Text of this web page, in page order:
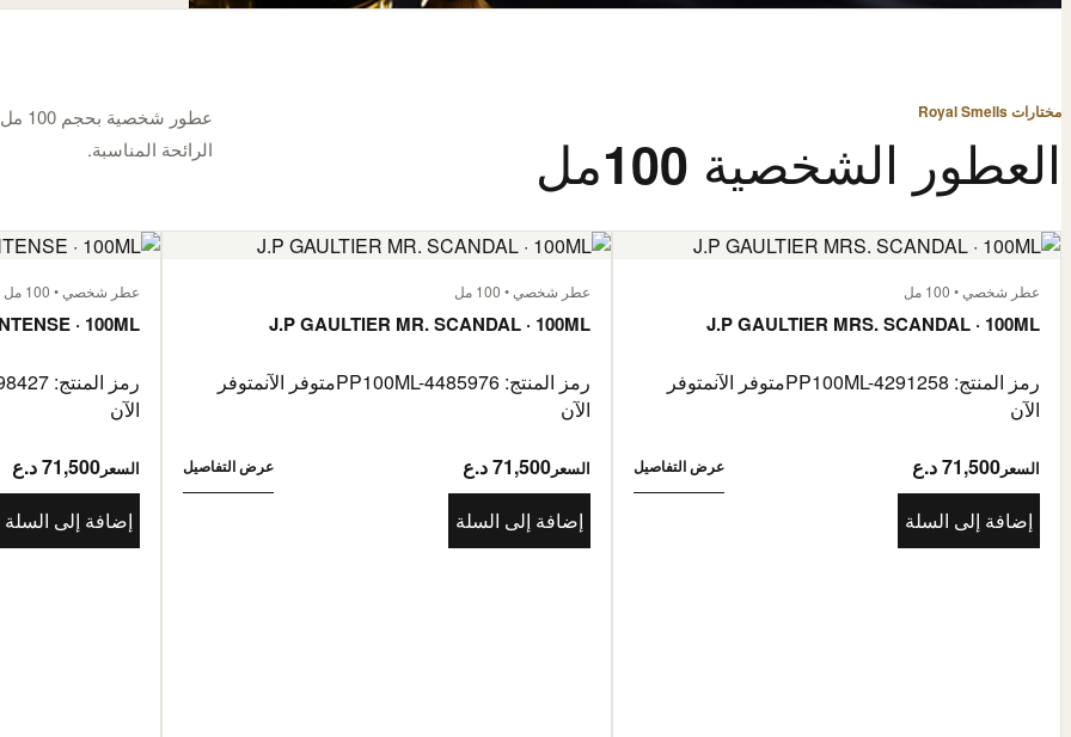
مختارات Royal Smells
العطور الشخصية 100مل
الرائحة المناسبة.
عطر شخصي • 100 مل
J.P GAULTIER MRS. SCANDAL · 100ML
رمز المنتج: PP100ML-4291258 متوفر الآنمتوفر
الآن
السعر 71,500 د.ع عرض التفاصيل
إضافة إلى السلة
عطر شخصي • 100 مل
J.P GAULTIER MR. SCANDAL · 100ML
رمز المنتج: PP100ML-4485976 متوفر الآنمتوفر
الآن
السعر71,500 د.ع عرض التفاصيل
إضافة إلى السلة
عطر شخصي • 100 مل
· 100ML
رمز المنتج: PP100ML-4198427
الآن
السعر 71,500 د.ع
إضافة إلى السلة